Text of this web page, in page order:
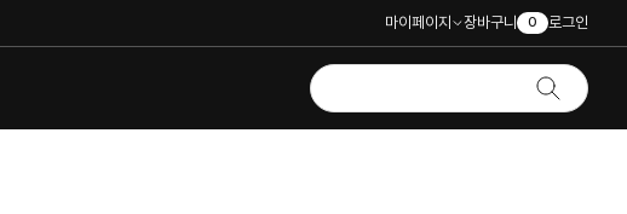
마이페이지 장바구니 0 로그인